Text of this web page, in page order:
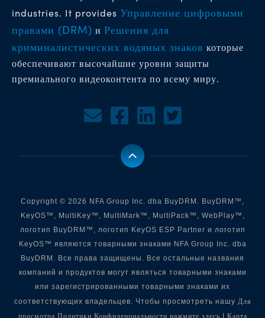
industries. It provides Управление цифровыми
правами (DRM) и Решения для
криминалистических водяных знаков которые
обеспечивают высочайшие уровни защиты
премиального видеоконтента по всему миру.
Copyright © 2026 NFA Group Inc. dba BuyDRM. BuyDRM™,
KeyOS™, MultiKey™, MultiMark™, MultiPack™, WebPlay™,
логотип BuyDRM™, логотип KeyOS ESP Partner и логотип
KeyOS™ являются товарными знаками NFA Group Inc. dba
BuyDRM. Все права защищены. Все остальные названия
компаний и продуктов могут являться товарными знаками
или зарегистрированными товарными знаками их
соответствующих владельцев. Чтобы просмотреть нашу Для
просмотра Политики Конфиденциальности нажмите здесь
Карта